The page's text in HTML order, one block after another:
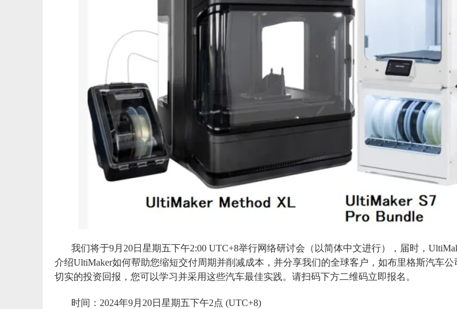
我们将于9月20日星期五下午2:00 UTC+8举行网络研讨会（以简体中文进行），届时，
介绍UltiMaker如何帮助您缩短交付周期并削减成本，并分享我们的全球客户，如布里格斯汽车
切实的投资回报，您可以学习并采用这些汽车最佳实践。请扫码下方二维码立即报名。
时间：2024年9月20日星期五下午2点 (UTC+8)